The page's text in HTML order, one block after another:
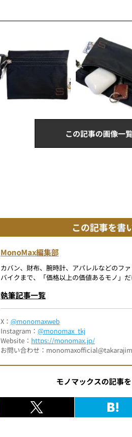
この記事の画像一
この記事を書
MonoMax編集部
カバン、財布、腕時計、アパレルなどのフ
バイクまで、「価格以上の価値あるモノ」
執筆記事一覧
X： @monomaxweb
Instagram： @monomax_tkj
Website： https://monomax.jp/
お問い合わせ：
モノマックスの記事